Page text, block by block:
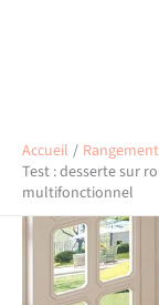
Accueil
Test : desserte sur
multifonctionnel